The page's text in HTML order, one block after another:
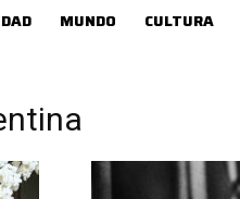
MUNDO CULTURA